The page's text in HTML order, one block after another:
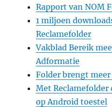
Rapport van NOM
1 miljoen
Reclamefolder
Vakblad Bereik
Adformatie
Folder brengt
Met
op Android toestel